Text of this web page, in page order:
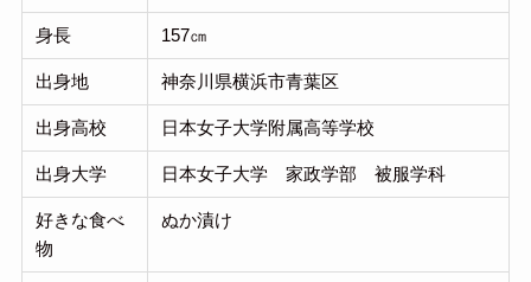
身長 157㎝
出身地 神奈川県横浜市青葉区
出身高校 日本女子大学附属高等学校
出身大学 日本女子大学 家政学部 被服学科
好きな食べ
物
ぬか漬け